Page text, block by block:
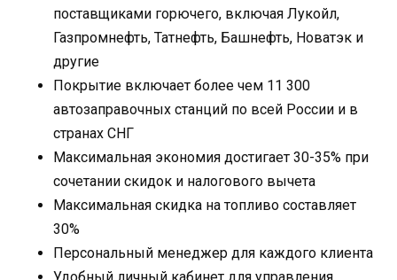
поставщиками горючего, включая Лукойл,
Газпромнефть, Татнефть, Башнефть, Новатэк и
другие
Покрытие включает более чем 11 300
автозаправочных станций по всей России и в
странах СНГ
Максимальная экономия достигает 30-35% при
сочетании скидок и налогового вычета
Максимальная скидка на топливо составляет
30%
Персональный менеджер для каждого клиента